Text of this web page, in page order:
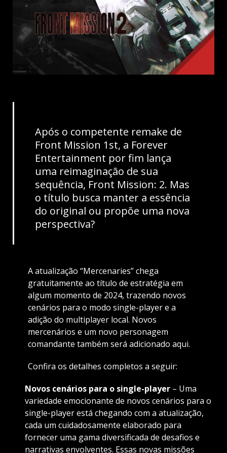
Após o competente remake de
Front Mission 1st, a Forever
Entertainment por fim lança
uma reimaginação de sua
sequência, Front Mission: 2. Mas
o título busca manter a essência
do original ou propõe uma nova
perspectiva?
A atualização “Mercenaries” chega
gratuitamente ao título de estratégia em
algum momento de 2024, trazendo novos
cenários para o modo single-player e a
adição do multiplayer local. Novos
mercenários e um novo personagem
comandante também será adicionado aqui.
Confira os detalhes completos a seguir:
Novos cenários para o single-player – Uma
variedade emocionante de novos cenários para o
single-player está chegando com a atualização,
cada um cuidadosamente elaborado para
fornecer uma gama diversificada de desafios e
narrativas envolventes. Essas novas missões